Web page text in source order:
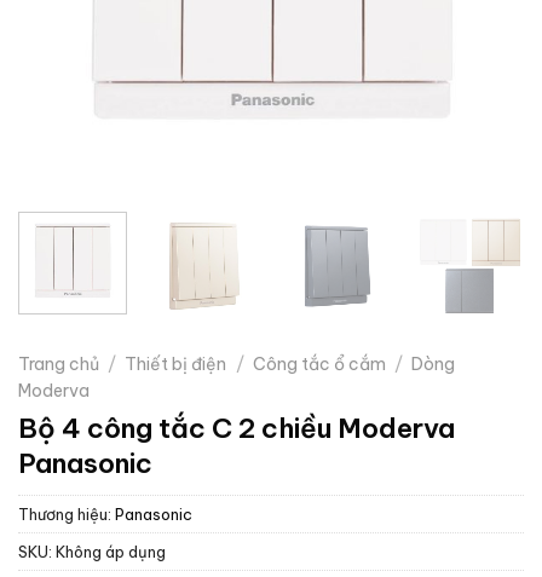
Trang chủ / Thiết bị điện / Công tắc ổ cắm / Dòng
Moderva
Bộ 4 công tắc C 2 chiều Moderva
Panasonic
Thương hiệu: Panasonic
SKU: Không áp dụng